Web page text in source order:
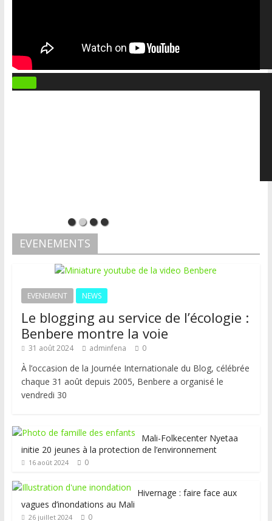
EVENEMENTS
EVENEMENT NEWS
Le blogging au service de l’écologie :
Benbere montre la voie
31 août 2024 adminfena 0
À l’occasion de la Journée Internationale du Blog, célébrée
chaque 31 août depuis 2005, Benbere a organisé le
vendredi 30
Mali-Folkecenter Nyetaa
initie 20 jeunes à la protection de l’environnement
16 août 2024 0
Hivernage : faire face aux
vagues d’inondations au Mali
26 juillet 2024 0